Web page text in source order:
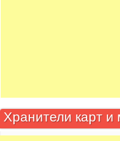
Хранители карт и